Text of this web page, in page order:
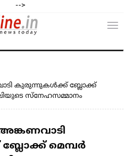
-->
കുരുന്നുകൾക്ക് ബ്ലോക്ക്
സ്നേഹസമ്മാനം
മെമ്പർ